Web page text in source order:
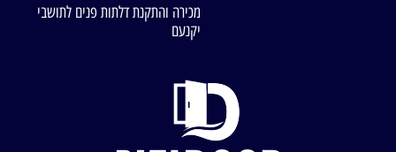
מכירה והתקנת דלתות פנים לתושבי
יקנעם